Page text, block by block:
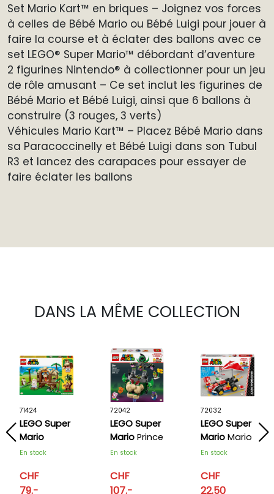
Set Mario Kart™ en briques – Joignez vos forces
à celles de Bébé Mario ou Bébé Luigi pour jouer à
faire la course et à éclater des ballons avec ce
set LEGO® Super Mario™ débordant d’aventure
2 figurines Nintendo® à collectionner pour un jeu
de rôle amusant – Ce set inclut les figurines de
Bébé Mario et Bébé Luigi, ainsi que 6 ballons à
construire (3 rouges, 3 verts)
Véhicules Mario Kart™ – Placez Bébé Mario dans
sa Paracoccinelly et Bébé Luigi dans son Tubul
R3 et lancez des carapaces pour essayer de
faire éclater les ballons
DANS LA MÊME COLLECTION
71424
LEGO Super
Mario
Ensemble
La cabane
de Donkey
En stock
CHF
79.-
72042
LEGO Super
Mario Prince
Florian et
Bowser
En stock
CHF
107.-
72032
LEGO Super
Mario Mario
Kart™ – Kart
En stock
CHF
22.50